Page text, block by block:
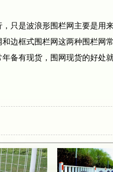
只是波浪形围栏网主要是用
边框式围栏网这两种围栏网
备有现货，围网现货的好处